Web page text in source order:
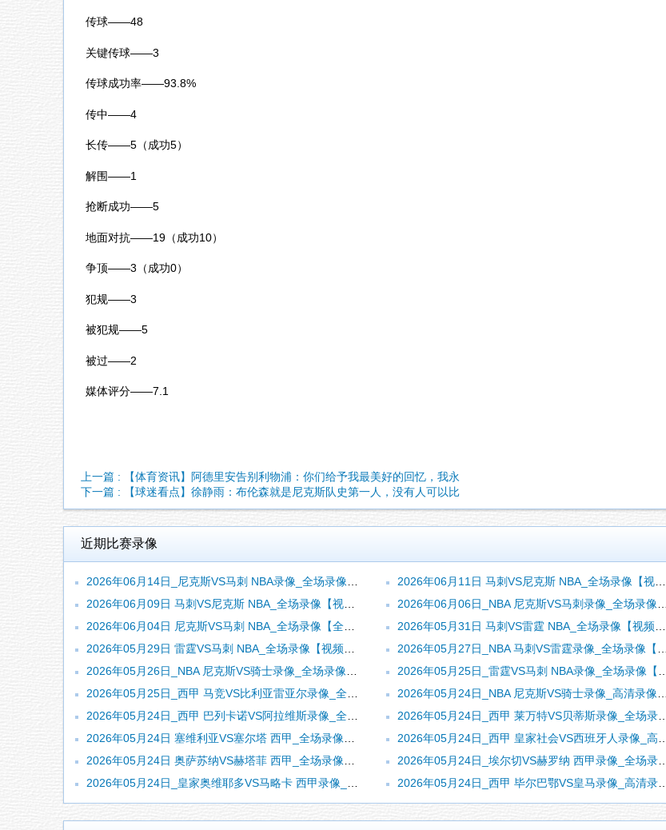
传球——48
关键传球——3
传球成功率——93.8%
传中——4
长传——5（成功5）
解围——1
抢断成功——5
地面对抗——19（成功10）
争顶——3（成功0）
犯规——3
被犯规——5
被过——2
媒体评分——7.1
上一篇 : 【体育资讯】阿德里安告别利物浦：你们给予我最美好的回忆，我永
下一篇 : 【球迷看点】徐静雨：布伦森就是尼克斯队史第一人，没有人可以比
近期比赛录像
2026年06月14日_尼克斯VS马刺 NBA录像_全场录像【全场回放】
2026年06月11日 马刺VS尼克斯 NBA_全场录像【视频集锦】
2026年06月09日 马刺VS尼克斯 NBA_全场录像【视频集锦】
2026年06月06日_NBA 尼克斯VS马刺录像_全场录像【高清回放】
2026年06月04日 尼克斯VS马刺 NBA_全场录像【全场回放】
2026年05月31日 马刺VS雷霆 NBA_全场录像【视频集锦】
2026年05月29日 雷霆VS马刺 NBA_全场录像【视频集锦】
2026年05月27日_NBA 马刺VS雷霆录像_全场录像【全场回放】
2026年05月26日_NBA 尼克斯VS骑士录像_全场录像【高清回放】
2026年05月25日_雷霆VS马刺 NBA录像_全场录像【全场回放】
2026年05月25日_西甲 马竞VS比利亚雷亚尔录像_全场录像【全场回放】
2026年05月24日_NBA 尼克斯VS骑士录像_高清录像【全场回放】
2026年05月24日_西甲 巴列卡诺VS阿拉维斯录像_全场录像【高清回放】
2026年05月24日_西甲 莱万特VS贝蒂斯录像_全场录像【高清回放】
2026年05月24日 塞维利亚VS塞尔塔 西甲_全场录像【视频集锦】
2026年05月24日_西甲 皇家社会VS西班牙人录像_高清录像【全场回放】
2026年05月24日 奥萨苏纳VS赫塔菲 西甲_全场录像【视频集锦】
2026年05月24日_埃尔切VS赫罗纳 西甲录像_全场录像【全场回放】
2026年05月24日_皇家奥维耶多VS马略卡 西甲录像_高清录像【全场回放】
2026年05月24日_西甲 毕尔巴鄂VS皇马录像_高清录像【全场回放】